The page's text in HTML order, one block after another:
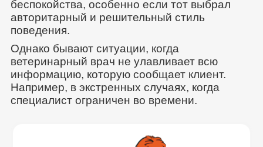
беспокойства, особенно если тот выбрал
авторитарный и решительный стиль
поведения.
Однако бывают ситуации, когда
ветеринарный врач не улавливает всю
информацию, которую сообщает клиент.
Например, в экстренных случаях, когда
специалист ограничен во времени.